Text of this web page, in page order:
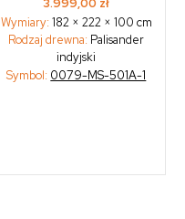
Wymiary: 182 × 222 × 100 cm
Rodzaj drewna: Palisander
indyjski
Symbol: 0079-MS-501A-1